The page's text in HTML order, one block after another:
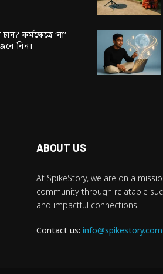
কর্মক্ষেত্রে ‘না’
নিন।
ABOUT US
At SpikeStory, we are on a
community through relatable
and impactful connections.
Contact us: info@spikestory.com